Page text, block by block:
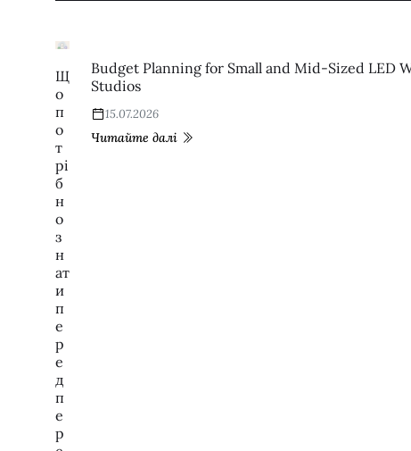
Щ
о
п
о
т
рі
б
н
о
з
н
ат
и
п
е
р
е
д
п
е
р
Budget Planning for Small and Mid-Sized LED
Studios
15.07.2026
Читайте далі